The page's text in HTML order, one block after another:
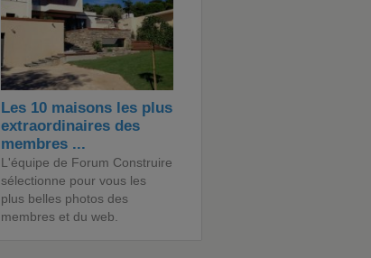
Les 10 maisons les plus
extraordinaires des
membres ...
L'équipe de Forum Construire
sélectionne pour vous les
plus belles photos des
membres et du web.